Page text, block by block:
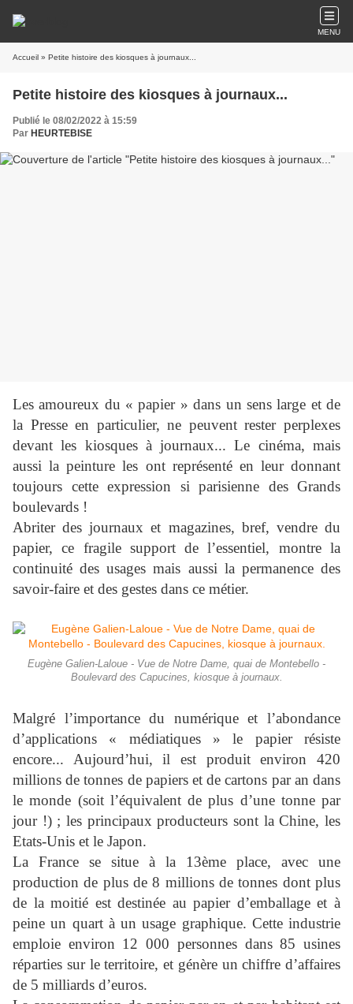
MENU
Accueil » Petite histoire des kiosques à journaux...
Petite histoire des kiosques à journaux...
Publié le 08/02/2022 à 15:59
Par HEURTEBISE
Les amoureux du « papier » dans un sens large et de
la Presse en particulier, ne peuvent rester perplexes
devant les kiosques à journaux... Le cinéma, mais
aussi la peinture les ont représenté en leur donnant
toujours cette expression si parisienne des Grands
boulevards !
Abriter des journaux et magazines, bref, vendre du
papier, ce fragile support de l’essentiel, montre la
continuité des usages mais aussi la permanence des
savoir-faire et des gestes dans ce métier.
Eugène Galien-Laloue - Vue de Notre Dame, quai de Montebello -
Boulevard des Capucines, kiosque à journaux.
Malgré l’importance du numérique et l’abondance
d’applications « médiatiques » le papier résiste
encore... Aujourd’hui, il est produit environ 420
millions de tonnes de papiers et de cartons par an dans
le monde (soit l’équivalent de plus d’une tonne par
jour !) ; les principaux producteurs sont la Chine, les
Etats-Unis et le Japon.
La France se situe à la 13ème place, avec une
production de plus de 8 millions de tonnes dont plus
de la moitié est destinée au papier d’emballage et à
peine un quart à un usage graphique. Cette industrie
emploie environ 12 000 personnes dans 85 usines
réparties sur le territoire, et génère un chiffre d’affaires
de 5 milliards d’euros.